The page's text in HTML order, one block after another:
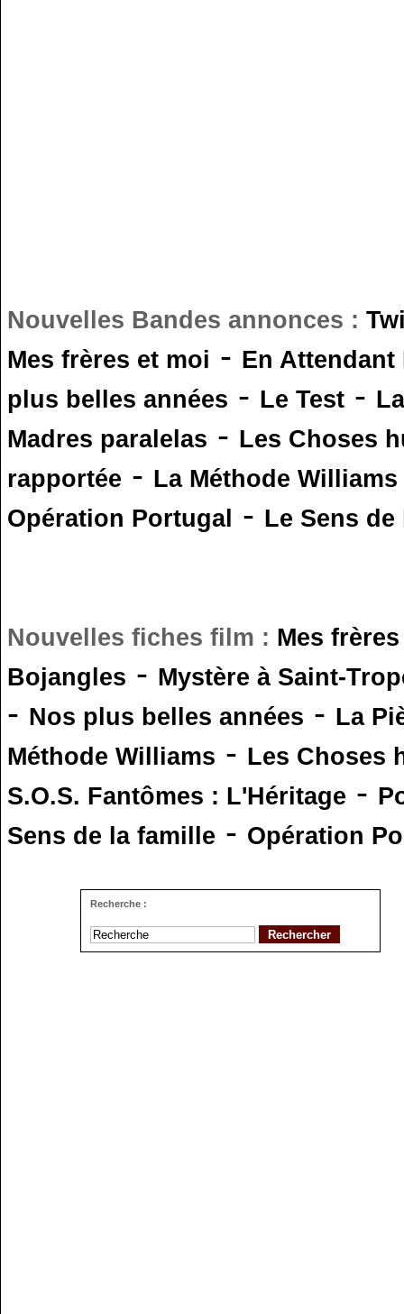
Nouvelles Bandes annonces :
Mes frères et moi - En
plus belles années - Le Test -
Madres paralelas - Les Choses
rapportée - La Méthode Williams
Opération Portugal - Le Sens
Nouvelles fiches film : Mes
Bojangles - Mystère à Saint-
- Nos plus belles années - La
Méthode Williams - Les Choses
S.O.S. Fantômes : L'Héritage -
Sens de la famille - Opération
Recherche :